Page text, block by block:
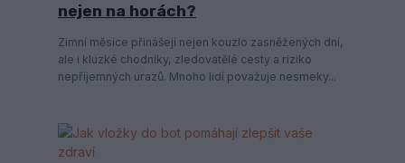
nejen na horách?
Zimní měsíce přinášejí nejen kouzlo zasněžených dní,
ale i kluzké chodníky, zledovatělé cesty a riziko
nepříjemných úrazů. Mnoho lidí považuje nesmeky...